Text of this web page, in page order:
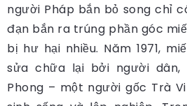
người Pháp bắn bỏ song chỉ
đạn bắn ra trúng phần góc
bị hư hại nhiều. Năm 1971,
sửa chữa lại bởi người dân,
Phong – một người gốc Trà